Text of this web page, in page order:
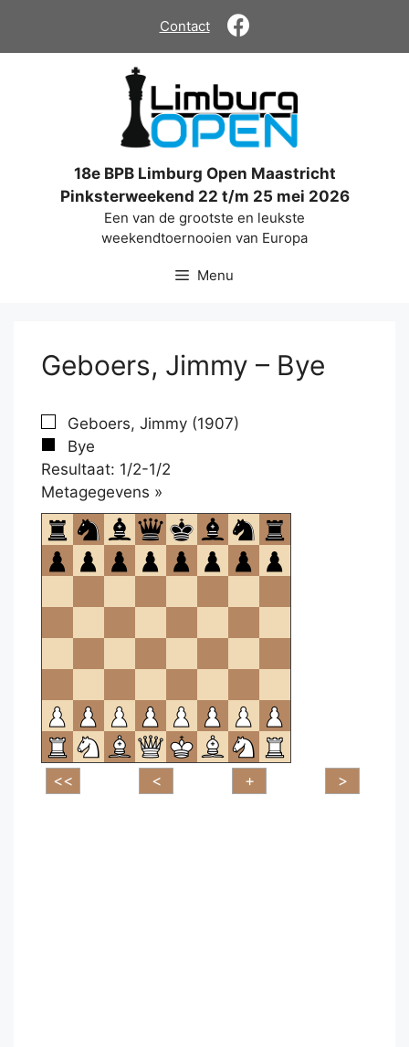
de
Contact
18e BPB Limburg Open Maastricht
Pinksterweekend 22 t/m 25 mei 2026
Een van de grootste en leukste
weekendtoernooien van Europa
Menu
Geboers, Jimmy – Bye
Geboers, Jimmy (1907)
Bye
Resultaat: 1/2-1/2
Metagegevens »
om
te
openen.